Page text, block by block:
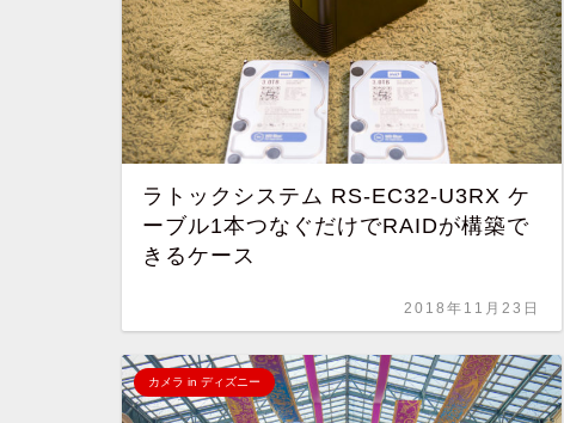
ラトックシステム RS-EC32-U3RX ケ
ーブル1本つなぐだけでRAIDが構築で
きるケース
2018年11月23日
カメラ in ディズニー